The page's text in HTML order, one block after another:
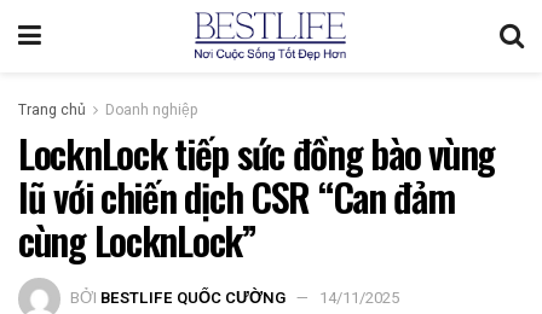
Trang chủ Doanh nghiệp
LocknLock tiếp sức đồng bào vùng
lũ với chiến dịch CSR “Can đảm
cùng LocknLock”
BỞI BESTLIFE QUỐC CƯỜNG 14/11/2025